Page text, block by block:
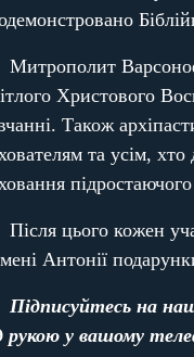
Митрополит
Христового
Також
та усім,
Після цього кожен
Антонії
Підписуйтесь на
рукою у вашому